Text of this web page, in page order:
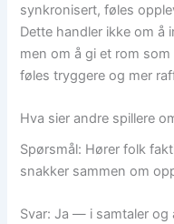
synkronisert, føles
Dette handler ikke om å
men om å gi et rom
føles tryggere og mer
Hva sier andre spillere
Spørsmål: Hører folk
snakker sammen om
Svar: Ja — i samtaler og